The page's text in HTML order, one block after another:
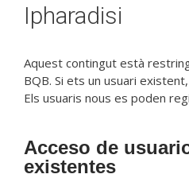
Ipharadisi
Aquest contingut està
BQB. Si ets un usuari
Els usuaris nous es poden
Acceso de
existentes